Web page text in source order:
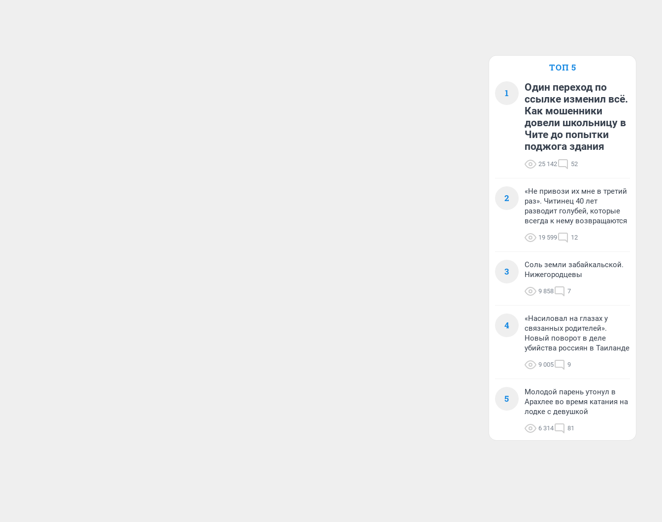
ТОП 5
1
Один переход по
ссылке изменил всё.
Как мошенники
довели школьницу в
Чите до попытки
поджога здания
25 142 52
2
«Не привози их мне в третий
раз». Читинец 40 лет
разводит голубей, которые
всегда к нему возвращаются
19 599 12
3
Соль земли забайкальской.
Нижегородцевы
9 858 7
4
«Насиловал на глазах у
связанных родителей».
Новый поворот в деле
убийства россиян в Таиланде
9 005 9
5
Молодой парень утонул в
Арахлее во время катания на
лодке с девушкой
6 314 81